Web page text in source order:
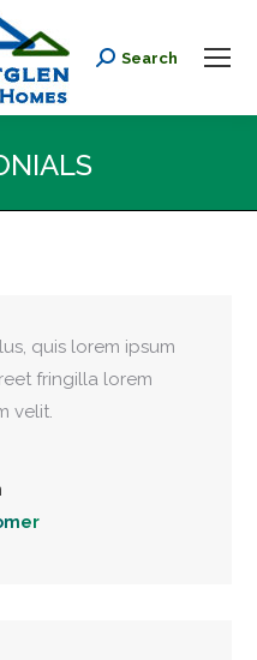
Search:
Search
quis lorem ipsum
fringilla lorem
velit.